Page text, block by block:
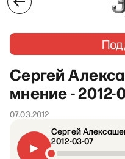
Сергей
мнение - 2012-
07.03.2012
Сергей
2012-03-07